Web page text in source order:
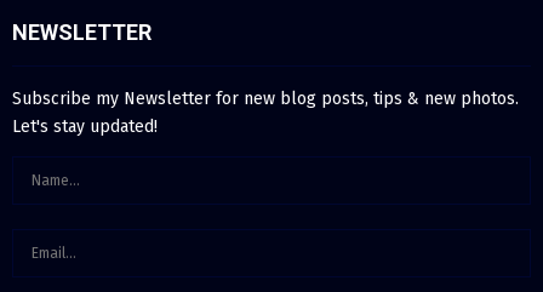
NEWSLETTER
Subscribe my Newsletter for new blog posts, tips & new photos.
Let's stay updated!